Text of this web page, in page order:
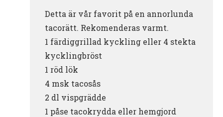
Detta är vår favorit på en annorlunda
tacorätt. Rekomenderas varmt.
1 färdiggrillad kyckling eller 4 stekta
kycklingbröst
1 röd lök
4 msk tacosås
2 dl vispgrädde
1 påse tacokrydda eller hemgjord